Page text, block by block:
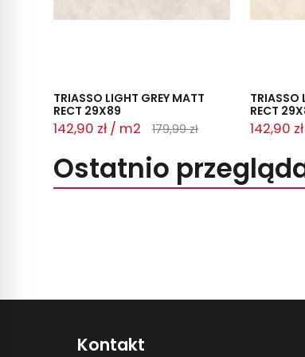
TRIASSO LIGHT GREY MATT
RECT 29X89
142,90 zł / m2 179,99 zł
TRIASSO
RECT
142,90
Ostatnio
Kontakt